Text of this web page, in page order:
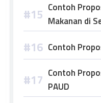
Contoh
Makanan di
Contoh
Contoh
PAUD